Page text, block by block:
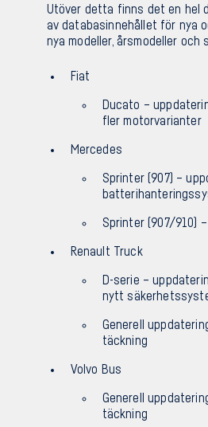
Utöver detta finns det en hel
av databasinnehållet för nya
nya modeller, årsmodeller och
Fiat
Ducato –
fler motorvarianter
Mercedes
Sprinter (907) –
Sprinter (907/910)
Renault Truck
D-serie –
nytt
Generell
täckning
Volvo Bus
Generell
täckning